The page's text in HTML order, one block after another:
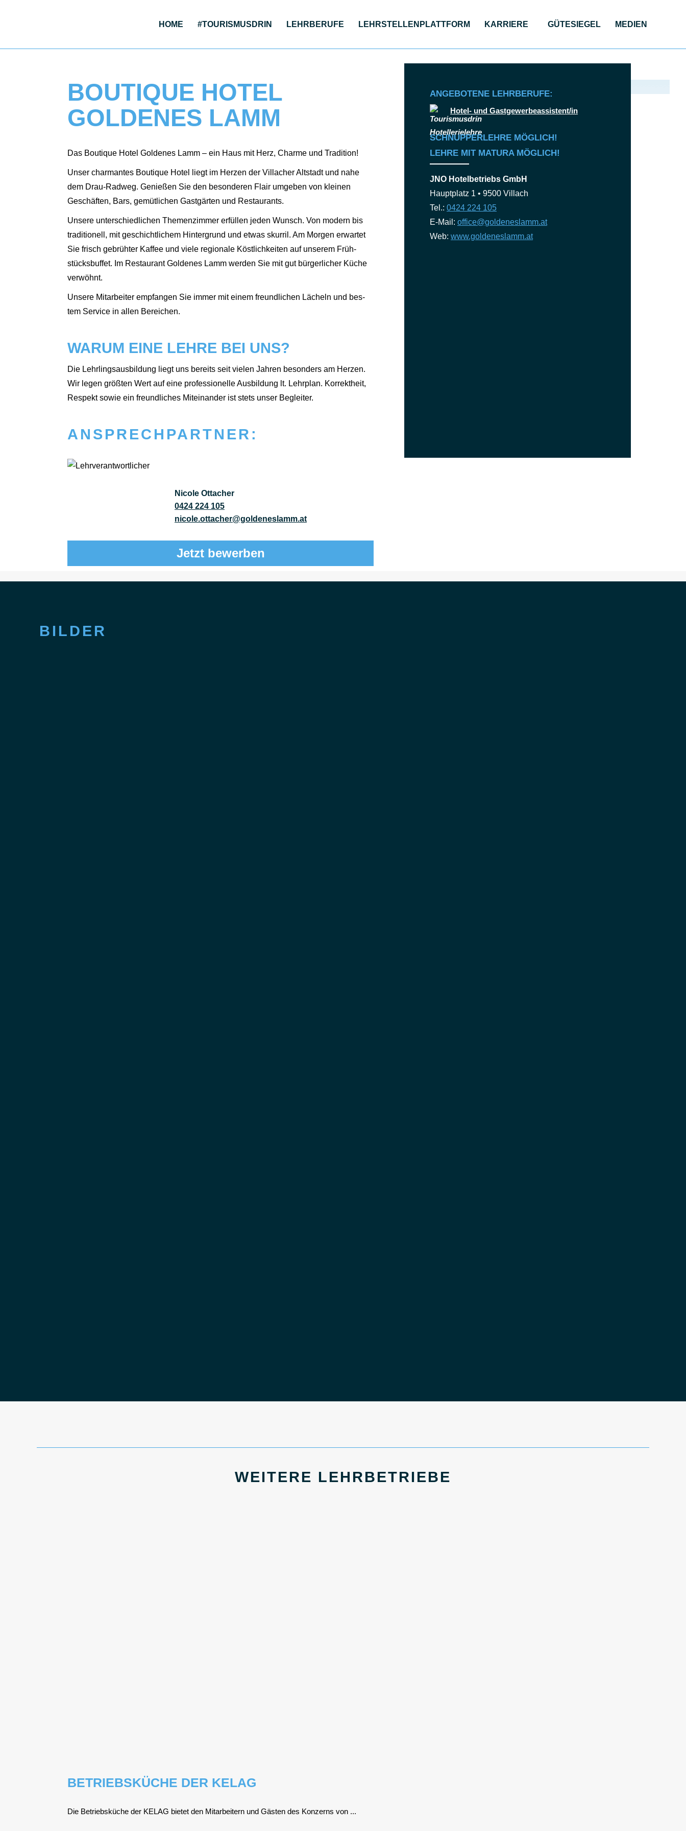
HOME #TOU­RIS­MUS­DRIN LEHR­BE­RU­FE LEHR­STEL­LEN­PLATT­FORM KAR­RIE­RE GÜTE­SIE­GEL MEDI­EN
BOUTIQUE HOTEL
GOLDENES LAMM
Das Bou­tique Hotel Gol­de­nes Lamm – ein Haus mit Herz, Charme und Tra­di­ti­on!
Unser char­man­tes Bou­tique Hotel liegt im Her­zen der Vil­la­cher Alt­stadt und nahe
dem Drau-Rad­weg. Genie­ßen Sie den beson­de­ren Flair umge­ben von klei­nen
Geschäf­ten, Bars, gemüt­li­chen Gast­gär­ten und Restau­rants.
Unse­re unter­schied­li­chen The­men­zim­mer erfül­len jeden Wunsch. Von modern bis
tra­di­tio­nell, mit geschicht­li­chem Hin­ter­grund und etwas skur­ril. Am Mor­gen erwar­tet
Sie frisch gebrüh­ter Kaf­fee und vie­le regio­na­le Köst­lich­kei­ten auf unse­rem Früh­
stücks­buf­fet. Im Restau­rant Gol­de­nes Lamm wer­den Sie mit gut bür­ger­li­cher Küche
ver­wöhnt.
Unse­re Mit­ar­bei­ter emp­fan­gen Sie immer mit einem freund­li­chen Lächeln und bes­
tem Ser­vice in allen Berei­chen.
WARUM EINE LEHRE BEI UNS?
Die Lehr­lings­aus­bil­dung liegt uns bereits seit vie­len Jah­ren beson­ders am Her­zen.
Wir legen größ­ten Wert auf eine pro­fes­sio­nel­le Aus­bil­dung lt. Lehr­plan. Kor­rekt­heit,
Respekt sowie ein freund­li­ches Mit­ein­an­der ist stets unser Beglei­ter.
ANSPRECHPARTNER:
Nicole Ottacher
0424 224 105
nicole.ottacher@goldeneslamm.at
Jetzt bewerben
ANGEBOTENE LEHRBERUFE:
Hotel- und Gastgewerbeassistent/in
SCHNUPPERLEHRE MÖGLICH!
LEHRE MIT MATURA MÖGLICH!
JNO Hotelbetriebs GmbH
Hauptplatz 1 • 9500 Villach
Tel.: 0424 224 105
E-Mail: office@goldeneslamm.at
Web: www.goldeneslamm.at
BILDER
WEITERE LEHRBETRIEBE
BETRIEBSKÜCHE DER KELAG
Die Betriebs­kü­che der KELAG bie­tet den Mit­ar­bei­tern und Gäs­ten des Kon­zerns von ...